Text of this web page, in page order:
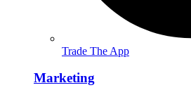
Trade The App
Marketing